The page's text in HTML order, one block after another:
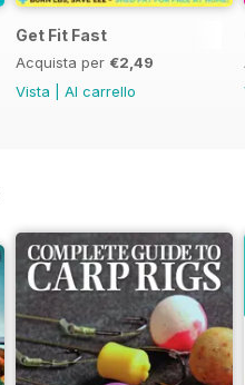
Get Fit Fast
Acquista per €2,49
Vista
Al carrello